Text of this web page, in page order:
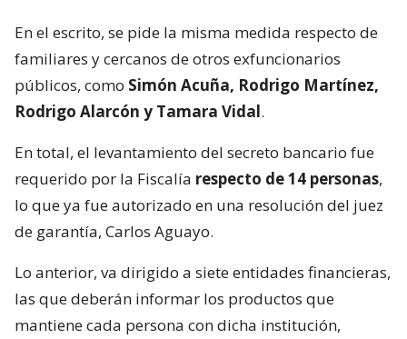
En el escrito, se pide la misma medida respecto de
familiares y cercanos de otros exfuncionarios
públicos, como Simón Acuña, Rodrigo Martínez,
Rodrigo Alarcón y Tamara Vidal.
En total, el levantamiento del secreto bancario fue
requerido por la Fiscalía respecto de 14 personas,
lo que ya fue autorizado en una resolución del juez
de garantía, Carlos Aguayo.
Lo anterior, va dirigido a siete entidades financieras,
las que deberán informar los productos que
mantiene cada persona con dicha institución,